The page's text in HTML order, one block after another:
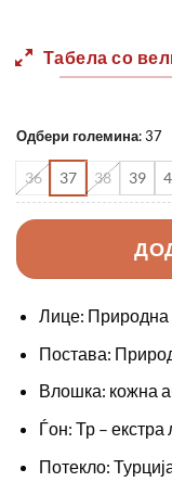
Табела со
Одбери големина:37
36 37 38 39
Лице: Природна
Постава:
Влошка: кожна
Ѓон: Тр – екстра
Потекло: